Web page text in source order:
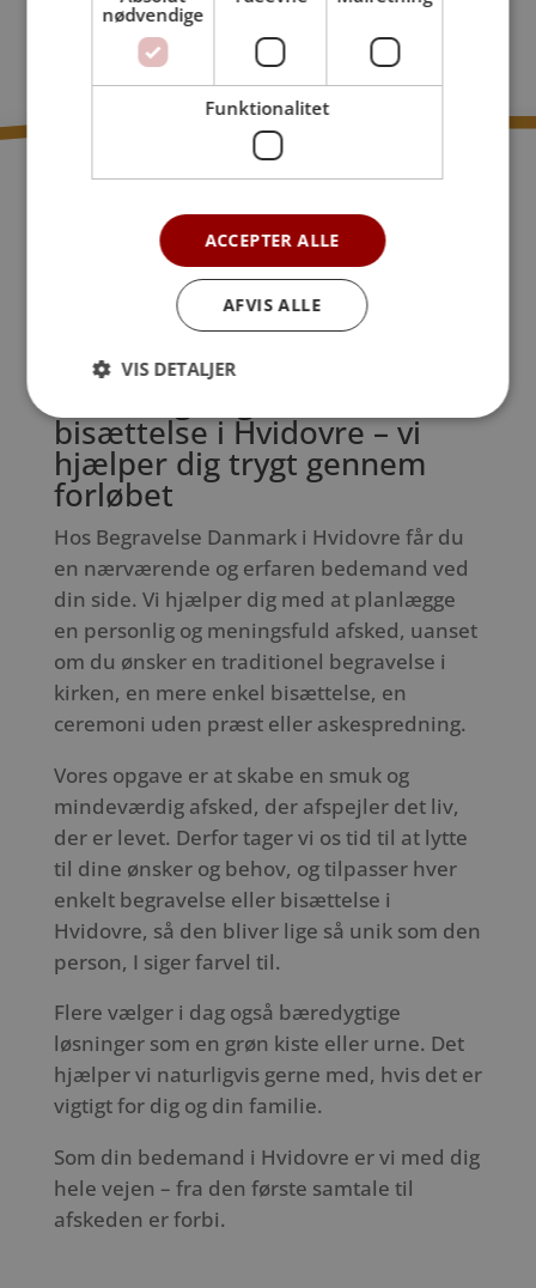
bisættelse i Hvidovre – vi
hjælper dig trygt gennem
forløbet
Hos Begravelse Danmark i Hvidovre får du
en nærværende og erfaren bedemand ved
din side. Vi hjælper dig med at planlægge
en personlig og meningsfuld afsked, uanset
om du ønsker en traditionel begravelse i
kirken, en mere enkel bisættelse, en
ceremoni uden præst eller askespredning.
Vores opgave er at skabe en smuk og
mindeværdig afsked, der afspejler det liv,
der er levet. Derfor tager vi os tid til at lytte
til dine ønsker og behov, og tilpasser hver
enkelt begravelse eller bisættelse i
Hvidovre, så den bliver lige så unik som den
person, I siger farvel til.
Flere vælger i dag også bæredygtige
løsninger som en grøn kiste eller urne. Det
hjælper vi naturligvis gerne med, hvis det er
vigtigt for dig og din familie.
Som din bedemand i Hvidovre er vi med dig
hele vejen – fra den første samtale til
afskeden er forbi.
nødvendige
Funktionalitet
ACCEPTER ALLE
AFVIS ALLE
VIS DETALJER